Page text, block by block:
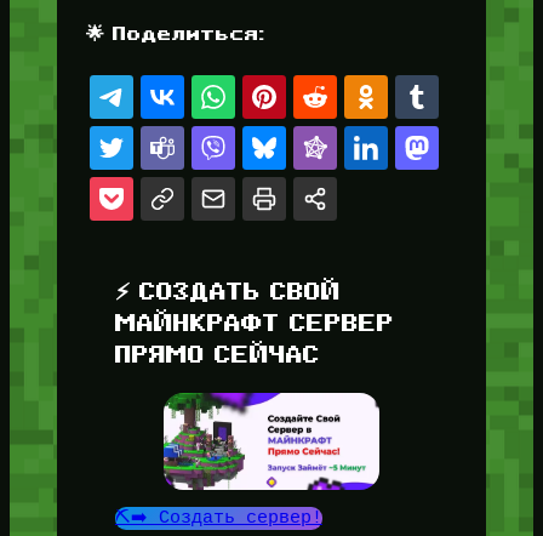
🌟 Поделиться:
⚡ СОЗДАТЬ СВОЙ
МАЙНКРАФТ СЕРВЕР
ПРЯМО СЕЙЧАС
⛏️➡️ Создать сервер!